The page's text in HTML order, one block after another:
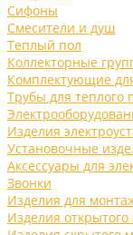
Сифоны
Смесители и душ
Теплый пол
Коллекторные
Комплектующие
Трубы для теплого
Изделия
Установочные
Аксессуары для
Звонки
Изделия для
Изделия